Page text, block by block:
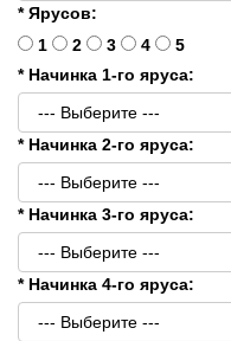
* Ярусов:
1
2 3 4
5
* Начинка 1-го яруса:
* Начинка 2-го яруса:
* Начинка 3-го яруса:
* Начинка 4-го яруса: